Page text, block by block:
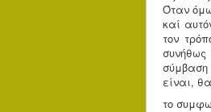
Όταν
καί
τον
σύμβαση
είναι,
το